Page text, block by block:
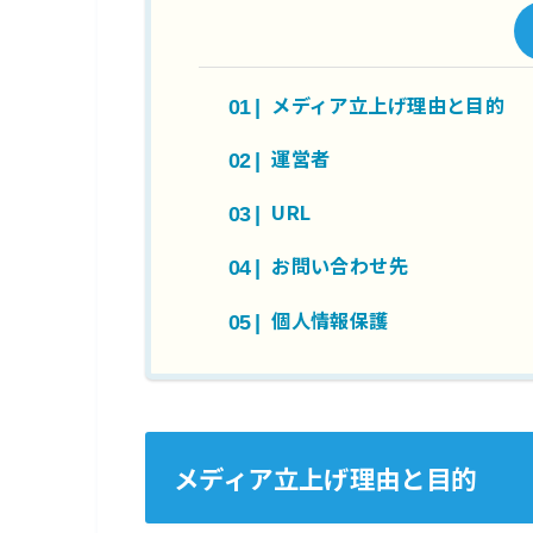
メディア立上げ理由と目的
運営者
URL
お問い合わせ先
個人情報保護
メディア立上げ理由と目的